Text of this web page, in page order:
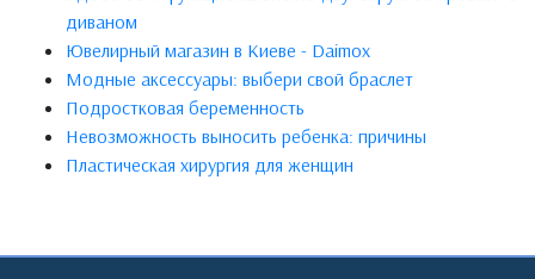
диваном
Ювелирный магазин в Киеве - Daimox
Модные аксессуары: выбери свой браслет
Подростковая беременность
Невозможность выносить ребенка: причины
Пластическая хирургия для женщин